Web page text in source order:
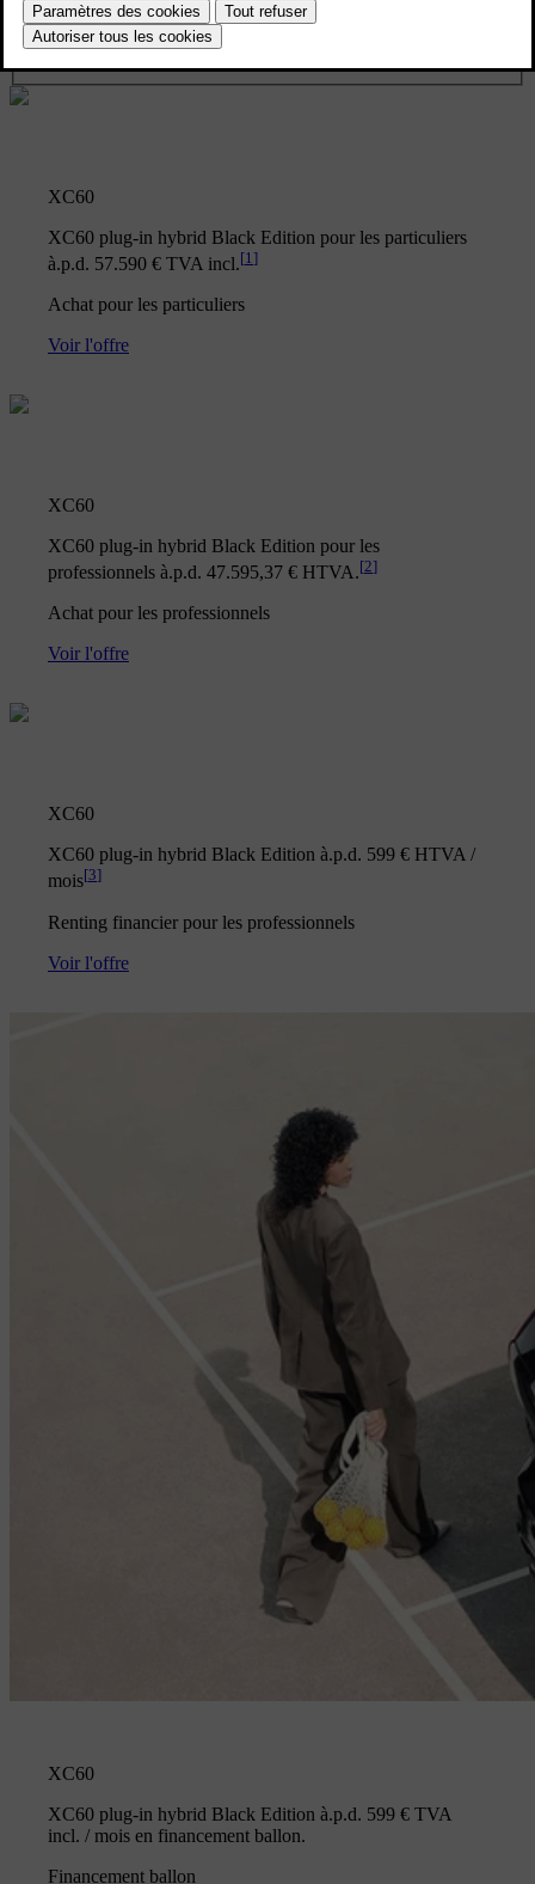
Type de financement
XC60
XC60 plug-in hybrid Black Edition pour les particuliers
à.p.d. 57.590 € TVA incl.[1 ]
Achat pour les particuliers
Voir l'offre
XC60
XC60 plug-in hybrid Black Edition pour les
professionnels à.p.d. 47.595,37 € HTVA.[2]
Achat pour les professionnels
Voir l'offre
XC60
XC60 plug-in hybrid Black Edition à.p.d. 599 € HTVA /
mois[3]
Renting financier pour les professionnels
Voir l'offre
XC60
XC60 plug-in hybrid Black Edition à.p.d. 599 € TVA
incl. / mois en financement ballon.
Financement ballon